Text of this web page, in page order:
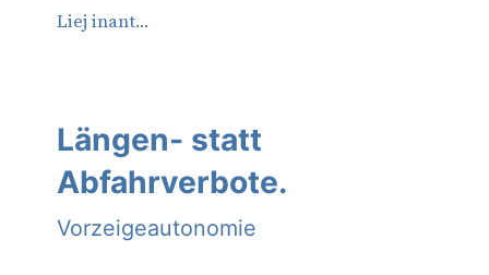
Liej inant…
Längen- statt
Abfahrverbote.
Vorzeigeautonomie